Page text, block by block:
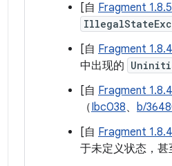
[自 Fragment 1.8.5
[自 Fragment 1.8.4
中出现的
[自 Fragment 1.8.4
（Ibc038、 b/
[自 Fragment 1.8.4
于未定义状态，